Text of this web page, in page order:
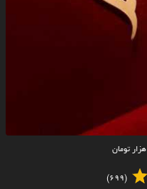
هزار تومان
(699)